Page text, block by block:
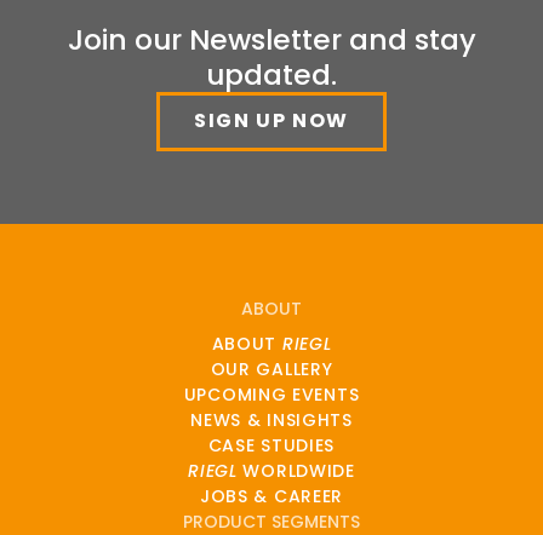
Join our Newsletter and stay
updated.
SIGN UP NOW
ABOUT
ABOUT RIEGL
OUR GALLERY
UPCOMING EVENTS
NEWS & INSIGHTS
CASE STUDIES
RIEGL WORLDWIDE
JOBS & CAREER
PRODUCT SEGMENTS